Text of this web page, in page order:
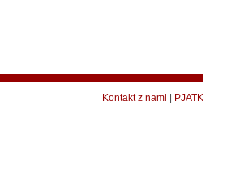
Kontakt z nami PJATK